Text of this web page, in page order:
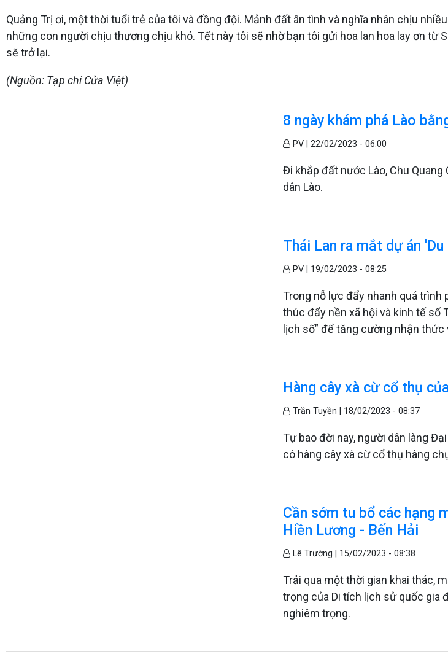
Quảng Trị ơi, một thời tuổi trẻ của tôi và đồng đội. Mảnh đất ân tình và nghĩa nhân chịu
những con người chịu thương chịu khó. Tết này tôi sẽ nhờ bạn tôi gửi hoa lan hoa lay ơn từ
sẽ trở lại.
(Nguồn: Tạp chí Cửa Việt)
8 ngày khám phá Lào
PV |22/02/2023 - 06:00
Đi khắp đất nước Lào, Chu
dân Lào.
Thái Lan ra mắt dự án
PV | 19/02/2023 - 08:25
Trong nỗ lực đẩy nhanh quá trình
thúc đẩy nền xã hội và kinh tế số
lịch số” để tăng cường nhận
Hàng cây xà cừ cổ thụ
Trần Tuyền | 18/02/2023 - 08:37
Tự bao đời nay, người dân làng
có hàng cây xà cừ cổ thụ hàng
Cần sớm tu bổ các hạng
Hiền Lương - Bến Hải
Lê Trường | 15/02/2023 - 08:38
Trải qua một thời gian khai thác,
trọng của Di tích lịch sử quốc gia
nghiêm trọng.